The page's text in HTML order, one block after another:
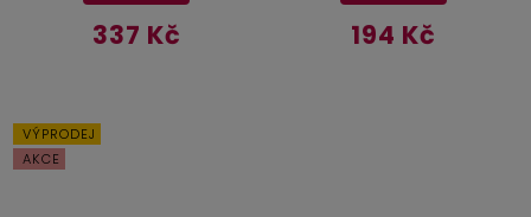
337 Kč 194 Kč
VÝPRODEJ
AKCE